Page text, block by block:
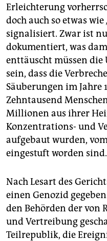
Erleichterung
doch auch so etwas
signalisiert. Zwar ist
dokumentiert, was
enttäuscht müssen
sein, dass die
Säuberungen im Jahre
Zehntausend
Millionen aus ihrer
Konzentrations- und
aufgebaut wurden,
eingestuft worden sind.
Nach Lesart des
einen Genozid
den Behörden der von
und Vertreibung
Teilrepublik, die